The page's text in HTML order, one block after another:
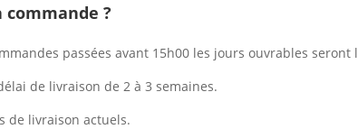
?
passées avant 15h00 les jours ouvrables
de livraison de 2 à 3 semaines.
de livraison actuels.